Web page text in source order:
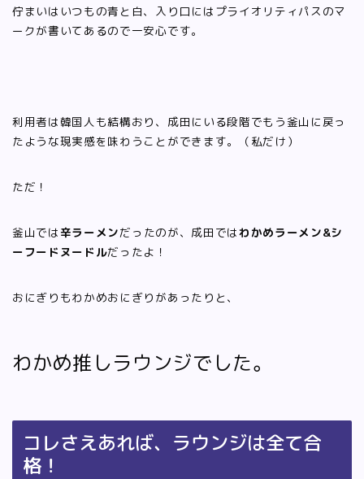
佇まいはいつもの青と白、入り口にはプライオリティパスのマ
ークが書いてあるので一安心です。
利用者は韓国人も結構おり、成田にいる段階でもう釜山に戻っ
たような現実感を味わうことができます。（私だけ）
ただ！
釜山では辛ラーメンだったのが、成田ではわかめラーメン&シ
ーフードヌードルだったよ！
おにぎりもわかめおにぎりがあったりと、
わかめ推しラウンジでした。
コレさえあれば、ラウンジは全て合
格！